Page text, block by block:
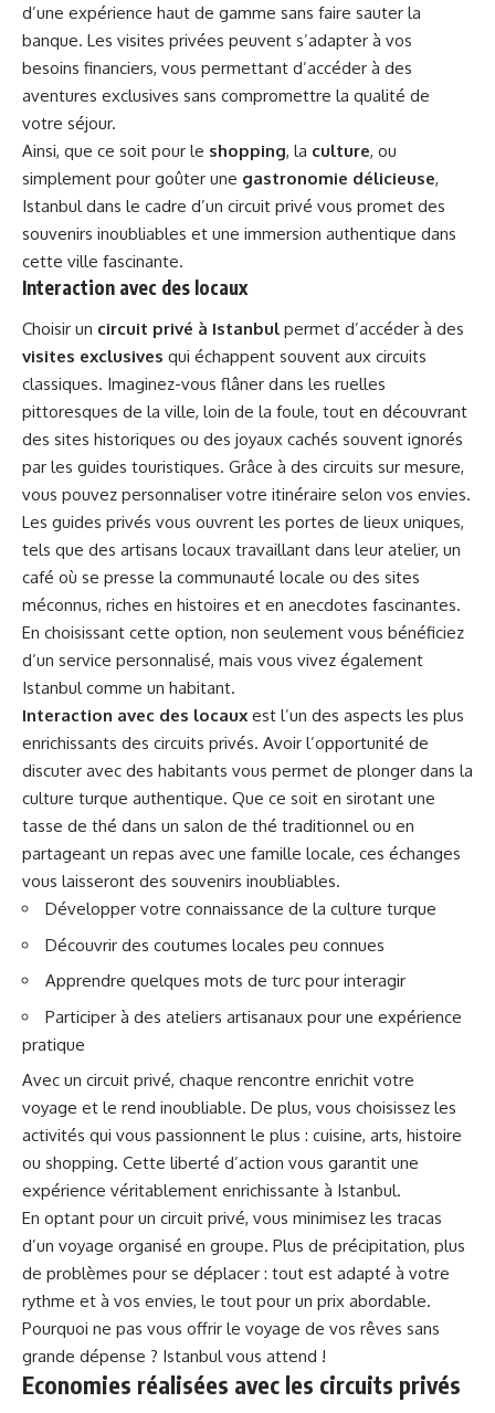
d’une expérience haut de gamme sans faire sauter la
banque. Les visites privées peuvent s’adapter à vos
besoins financiers, vous permettant d’accéder à des
aventures exclusives sans compromettre la qualité de
votre séjour.
Ainsi, que ce soit pour le shopping, la culture, ou
simplement pour goûter une gastronomie délicieuse,
Istanbul dans le cadre d’un circuit privé vous promet des
souvenirs inoubliables et une immersion authentique dans
cette ville fascinante.
Interaction avec des locaux
Choisir un circuit privé à Istanbul permet d’accéder à des
visites exclusives qui échappent souvent aux circuits
classiques. Imaginez-vous flâner dans les ruelles
pittoresques de la ville, loin de la foule, tout en découvrant
des sites historiques ou des joyaux cachés souvent ignorés
par les guides touristiques. Grâce à des circuits sur mesure,
vous pouvez personnaliser votre itinéraire selon vos envies.
Les guides privés vous ouvrent les portes de lieux uniques,
tels que des artisans locaux travaillant dans leur atelier, un
café où se presse la communauté locale ou des sites
méconnus, riches en histoires et en anecdotes fascinantes.
En choisissant cette option, non seulement vous bénéficiez
d’un service personnalisé, mais vous vivez également
Istanbul comme un habitant.
Interaction avec des locaux est l’un des aspects les plus
enrichissants des circuits privés. Avoir l’opportunité de
discuter avec des habitants vous permet de plonger dans la
culture turque authentique. Que ce soit en sirotant une
tasse de thé dans un salon de thé traditionnel ou en
partageant un repas avec une famille locale, ces échanges
vous laisseront des souvenirs inoubliables.
Développer votre connaissance de la culture turque
Découvrir des coutumes locales peu connues
Apprendre quelques mots de turc pour interagir
Participer à des ateliers artisanaux pour une expérience
pratique
Avec un circuit privé, chaque rencontre enrichit votre
voyage et le rend inoubliable. De plus, vous choisissez les
activités qui vous passionnent le plus : cuisine, arts, histoire
ou shopping. Cette liberté d’action vous garantit une
expérience véritablement enrichissante à Istanbul.
En optant pour un circuit privé, vous minimisez les tracas
d’un voyage organisé en groupe. Plus de précipitation, plus
de problèmes pour se déplacer : tout est adapté à votre
rythme et à vos envies, le tout pour un prix abordable.
Pourquoi ne pas vous offrir le voyage de vos rêves sans
grande dépense ? Istanbul vous attend !
Economies réalisées avec les circuits privés